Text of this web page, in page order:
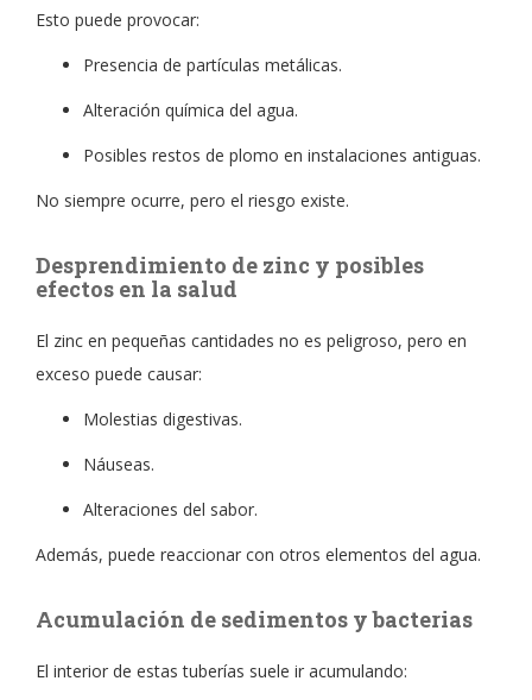
Esto puede provocar:
Presencia de partículas metálicas.
Alteración química del agua.
Posibles restos de plomo en instalaciones antiguas.
No siempre ocurre, pero el riesgo existe.
Desprendimiento de zinc y posibles
efectos en la salud
El zinc en pequeñas cantidades no es peligroso, pero en
exceso puede causar:
Molestias digestivas.
Náuseas.
Alteraciones del sabor.
Además, puede reaccionar con otros elementos del agua.
Acumulación de sedimentos y bacterias
El interior de estas tuberías suele ir acumulando: